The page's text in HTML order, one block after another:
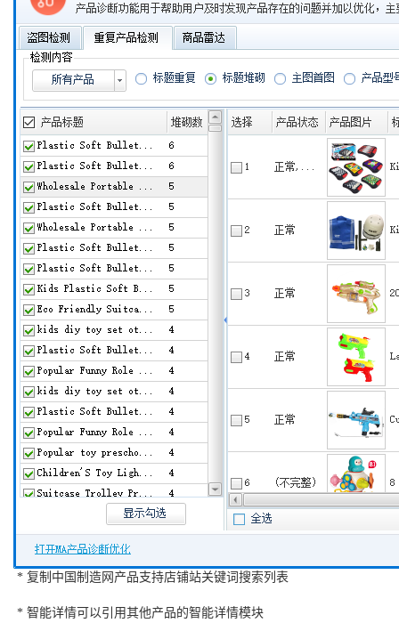
* 复制中国制造网产品支持店铺站关键词搜索列表
* 智能详情可以引用其他产品的智能详情模块